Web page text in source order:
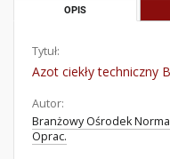
OPIS
Tytuł:
Azot ciekły techniczny
Autor:
Branżowy Ośrodek
Oprac.